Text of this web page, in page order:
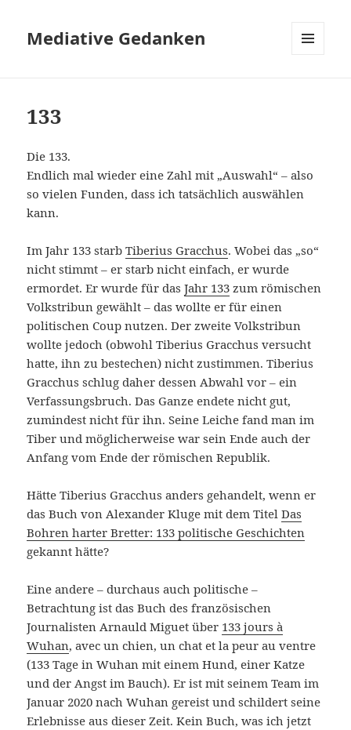
Mediative Gedanken
133
Die 133.
Endlich mal wieder eine Zahl mit „Auswahl“ – also
so vielen Funden, dass ich tatsächlich auswählen
kann.
Im Jahr 133 starbTiberius Gracchus. Wobei das „so“
nicht stimmt – er starb nicht einfach, er wurde
ermordet. Er wurde für dasJahr 133 zum römischen
Volkstribun gewählt – das wollte er für einen
politischen Coup nutzen. Der zweite Volkstribun
wollte jedoch (obwohl Tiberius Gracchus versucht
hatte, ihn zu bestechen) nicht zustimmen. Tiberius
Gracchus schlug daher dessen Abwahl vor – ein
Verfassungsbruch. Das Ganze endete nicht gut,
zumindest nicht für ihn. Seine Leiche fand man im
Tiber und möglicherweise war sein Ende auch der
Anfang vom Ende der römischen Republik.
Hätte Tiberius Gracchus anders gehandelt, wenn er
das Buch von Alexander Kluge mit dem TitelDas
Bohren harter Bretter: 133 politische Geschichten
gekannt hätte?
Eine andere – durchaus auch politische –
Betrachtung ist das Buch des französischen
Journalisten Arnauld Miguet über 133 jours à
Wuhan, avec un chien, un chat et la peur au ventre
(133 Tage in Wuhan mit einem Hund, einer Katze
und der Angst im Bauch). Er ist mit seinem Team im
Januar 2020 nach Wuhan gereist und schildert seine
Erlebnisse aus dieser Zeit. Kein Buch, was ich jetzt